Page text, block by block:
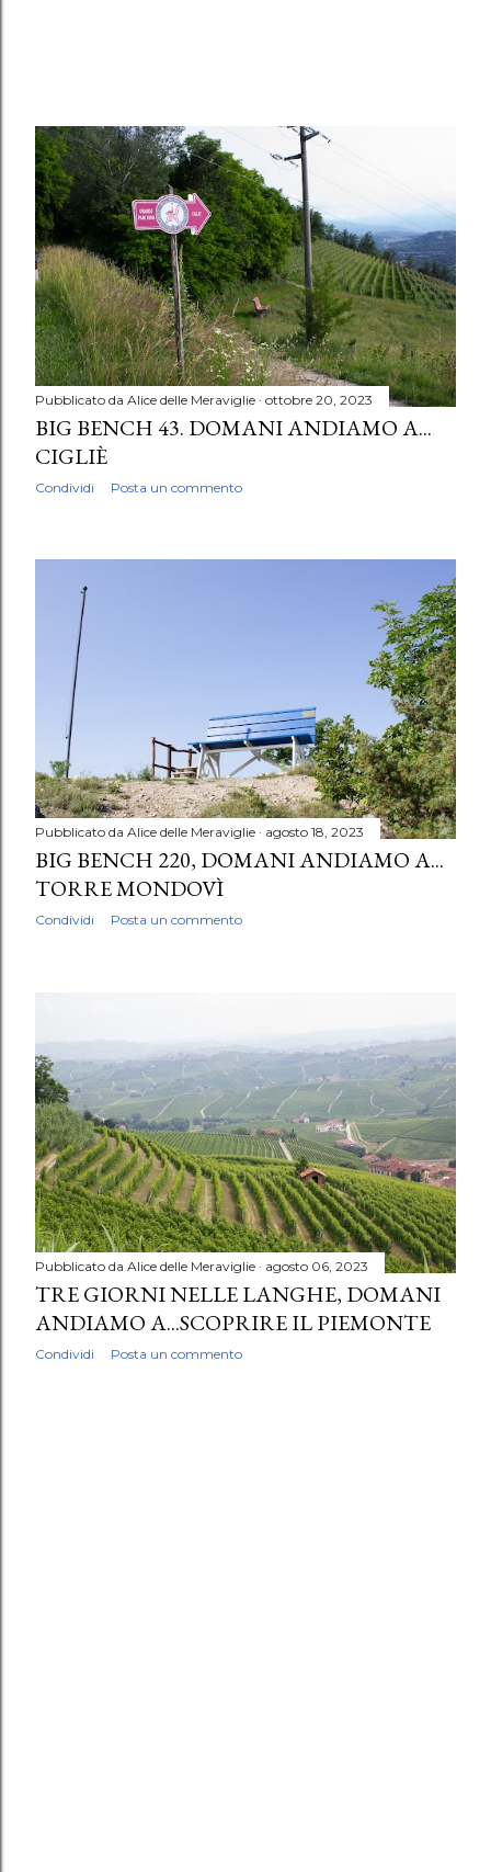
Pubblicato da Alice delle Meraviglie ottobre 20, 2023
BIG BENCH 43. DOMANI ANDIAMO A...
CIGLIÈ
Condividi Posta un commento
Pubblicato da Alice delle Meraviglie agosto 18, 2023
BIG BENCH 220, DOMANI ANDIAMO A...
TORRE MONDOVÌ
Condividi Posta un commento
Pubblicato da Alice delle Meraviglie agosto 06, 2023
TRE GIORNI NELLE LANGHE, DOMANI
ANDIAMO A...SCOPRIRE IL PIEMONTE
Condividi Posta un commento